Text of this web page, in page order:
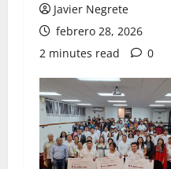
Javier Negrete
febrero 28, 2026
2 minutes read
0